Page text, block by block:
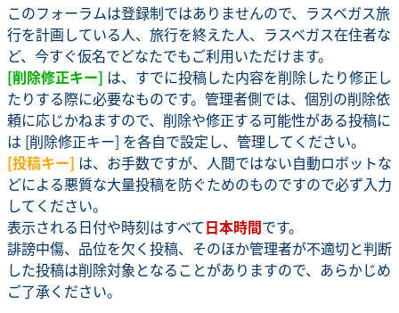
このフォーラムは登録制ではありませんので、ラスベガス旅
行を計画している人、旅行を終えた人、ラスベガス在住者な
ど、今すぐ仮名でどなたでもご利用いただけます。
[削除修正キー] は、すでに投稿した内容を削除したり修正し
たりする際に必要なものです。管理者側では、個別の削除依
頼に応じかねますので、削除や修正する可能性がある投稿に
は [削除修正キー] を各自で設定し、管理してください。
[投稿キー] は、お手数ですが、人間ではない自動ロボットな
どによる悪質な大量投稿を防ぐためのものですので必ず入力
してください。
表示される日付や時刻はすべて日本時間です。
誹謗中傷、品位を欠く投稿、そのほか管理者が不適切と判断
した投稿は削除対象となることがありますので、あらかじめ
ご了承ください。